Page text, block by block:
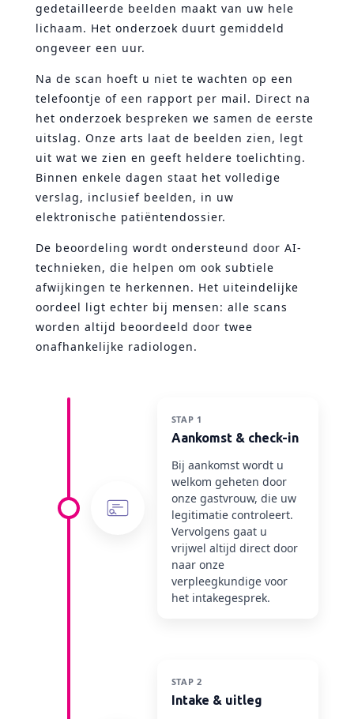
gedetailleerde beelden maakt van uw hele
lichaam. Het onderzoek duurt gemiddeld
ongeveer een uur.
Na de scan hoeft u niet te wachten op een
telefoontje of een rapport per mail. Direct na
het onderzoek bespreken we samen de eerste
uitslag. Onze arts laat de beelden zien, legt
uit wat we zien en geeft heldere toelichting.
Binnen enkele dagen staat het volledige
verslag, inclusief beelden, in uw
elektronische patiëntendossier.
De beoordeling wordt ondersteund door AI-
technieken, die helpen om ook subtiele
afwijkingen te herkennen. Het uiteindelijke
oordeel ligt echter bij mensen: alle scans
worden altijd beoordeeld door twee
onafhankelijke radiologen.
STAP 1
Aankomst & check-in
Bij aankomst wordt u
welkom geheten door
onze gastvrouw, die uw
legitimatie controleert.
Vervolgens gaat u
vrijwel altijd direct door
naar onze
verpleegkundige voor
het intakegesprek.
STAP 2
Intake & uitleg